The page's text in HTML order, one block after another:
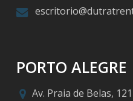
PORTO ALEGRE
Av. Praia de Belas,